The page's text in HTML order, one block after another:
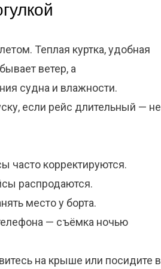
Теплая куртка, удобная
ветер, а
судна и влажности.
если рейс длительный — не
часто корректируются.
распродаются.
место у борта.
— съёмка ночью
на крыше или посидите в